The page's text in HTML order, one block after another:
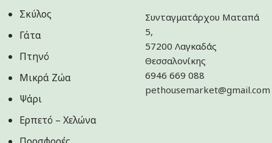
Σκύλος
Γάτα
Πτηνό
Μικρά Ζώα
Ψάρι
Ερπετό – Χελώνα
Συνταγματάρχου Ματαπά
5,
57200 Λαγκαδάς
Θεσσαλονίκης
6946 669 088
pethousemarket@gmail.com